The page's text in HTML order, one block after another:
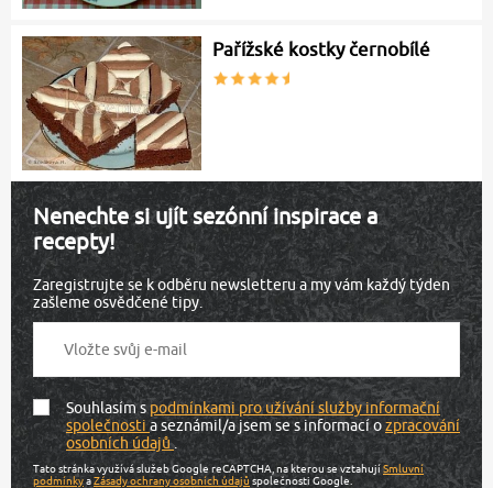
Pařížské kostky černobílé
Nenechte si ujít sezónní inspirace a
recepty!
Zaregistrujte se k odběru newsletteru a my vám každý týden
zašleme osvědčené tipy.
Souhlasím spodmínkami pro užívání služby informační
společnostia seznámil/a jsem se s informací ozpracování
osobních údajů.
Tato stránka využívá služeb Google reCAPTCHA, na kterou se vztahujíSmluvní
podmínkyaZásady ochrany osobních údajů společnosti Google.